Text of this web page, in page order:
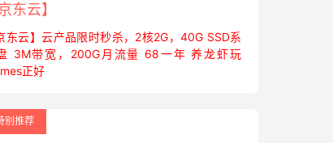
东云】
东云】云产品限时秒杀，2核2G，40G SSD系
3M带宽，200G月流量 68一年 养龙虾玩
正好
别推荐